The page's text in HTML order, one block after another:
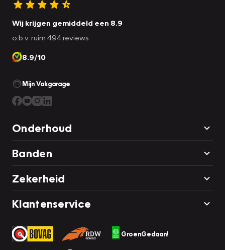
Wij krijgen gemiddeld een 8.9
o.b.v. ruim 494 reviews
8.9/10
Mijn Vakgarage
Onderhoud
Banden
Zekerheid
Klantenservice
GroenGedaan!